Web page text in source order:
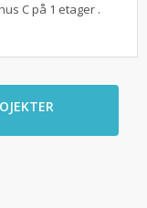
C på 1 etager .